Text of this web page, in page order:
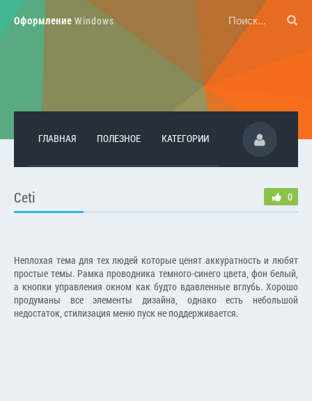
Оформление Windows
ГЛАВНАЯ ПОЛЕЗНОЕ КАТЕГОРИИ
Ceti 0
Неплохая тема для тех людей которые ценят аккуратность и любят
простые темы. Рамка проводника темного-синего цвета, фон белый,
а кнопки управления окном как будто вдавленные вглубь. Хорошо
продуманы все элементы дизайна, однако есть небольшой
недостаток, стилизация меню пуск не поддерживается.